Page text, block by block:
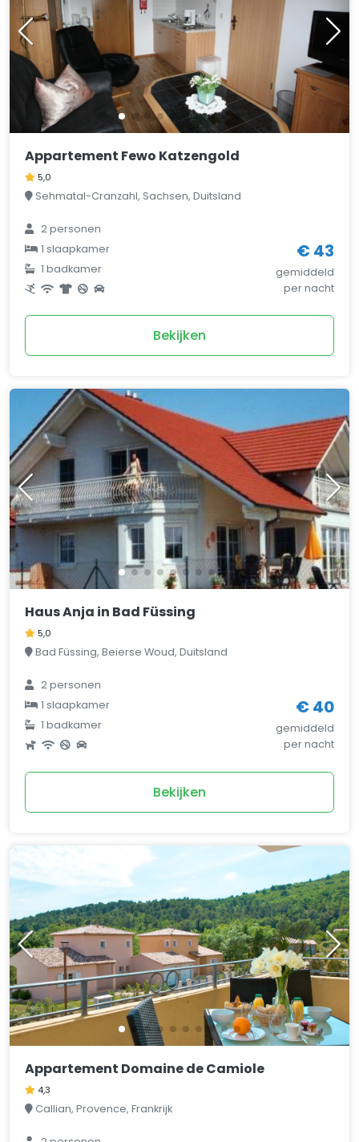
Appartement Fewo Katzengold
5,0
Sehmatal-Cranzahl, Sachsen, Duitsland
2 personen
1 slaapkamer
1 badkamer
€ 43
gemiddeld
per nacht
Bekijken
Haus Anja in Bad Füssing
5,0
Bad Füssing, Beierse Woud, Duitsland
2 personen
1 slaapkamer
1 badkamer
€ 40
gemiddeld
per nacht
Bekijken
Appartement Domaine de Camiole
4,3
Callian, Provence, Frankrijk